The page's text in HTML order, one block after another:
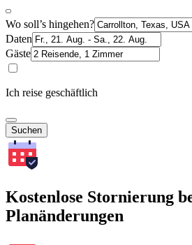
Wo soll’s hingehen?
Daten
Gäste
Ich reise geschäftlich
Suchen
Kostenlose Stornierung
Planänderungen